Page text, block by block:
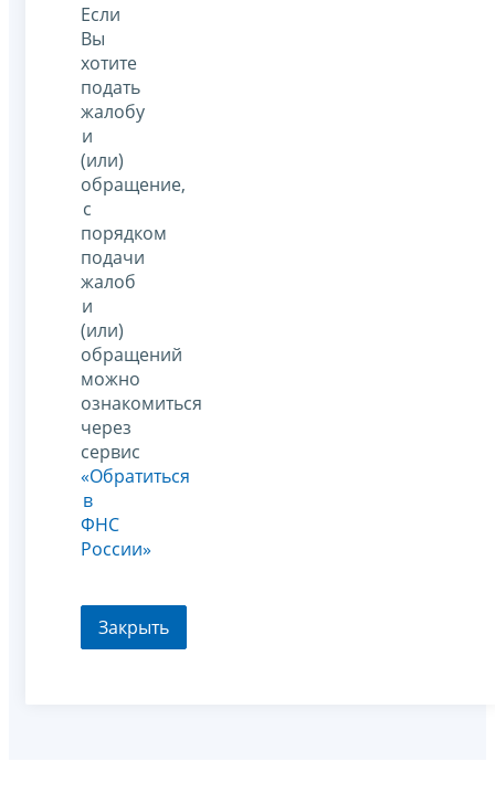
Если
Вы
хотите
подать
жалобу
и
(или)
обращение,
с
порядком
подачи
жалоб
и
(или)
обращений
можно
ознакомиться
через
сервис
«Обратиться
в
ФНС
России»
Закрыть